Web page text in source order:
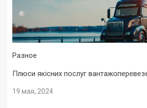
Разное
Плюси якісних послуг
19 мая, 2024